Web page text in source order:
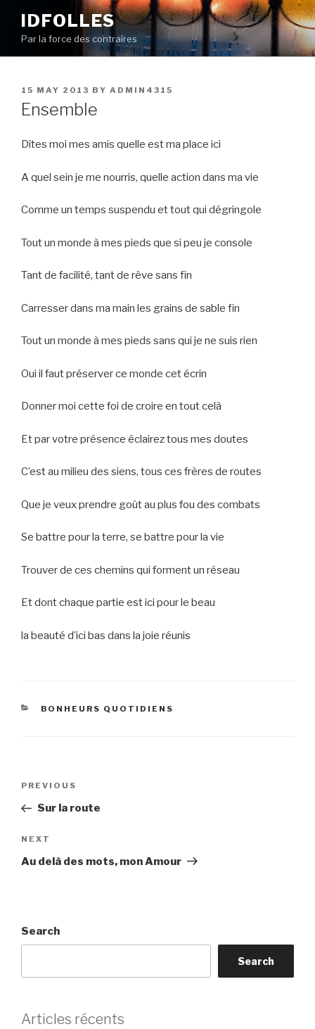
content
IDFOLLES
Par la force des contraires
POSTED
ON
15 MAY 2013 BY ADMIN4315
Ensemble
Dîtes moi mes amis quelle est ma place ici
A quel sein je me nourris, quelle action dans ma vie
Comme un temps suspendu et tout qui dégringole
Tout un monde à mes pieds que si peu je console
Tant de facilité, tant de rêve sans fin
Carresser dans ma main les grains de sable fin
Tout un monde à mes pieds sans qui je ne suis rien
Oui il faut préserver ce monde cet écrin
Donner moi cette foi de croire en tout celà
Et par votre présence éclairez tous mes doutes
C’est au milieu des siens, tous ces frères de routes
Que je veux prendre goût au plus fou des combats
Se battre pour la terre, se battre pour la vie
Trouver de ces chemins qui forment un réseau
Et dont chaque partie est ici pour le beau
la beauté d’ici bas dans la joie réunis
CATEGORIES
BONHEURS QUOTIDIENS
Previous
Post
PREVIOUS
Sur la route
Next
Post
NEXT
Au delà des mots, mon Amour
Search
Search
Articles récents